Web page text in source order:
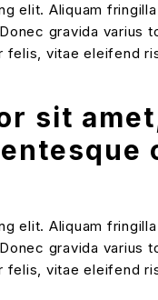
elit. Aliquam
gravida varius
vitae eleifend
sit
elit. Aliquam
gravida varius
vitae eleifend